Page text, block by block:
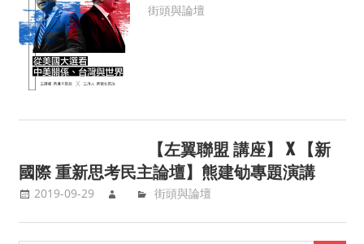
街頭與論壇
【左翼聯盟 講座】 X 【新
國際 重新思考民主論壇】熊建劬專題演講
2019-09-29 街頭與論壇